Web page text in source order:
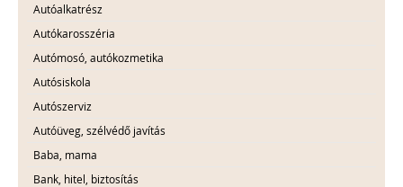
Autóalkatrész
Autókarosszéria
Autómosó, autókozmetika
Autósiskola
Autószerviz
Autóüveg, szélvédő javítás
Baba, mama
Bank, hitel, biztosítás